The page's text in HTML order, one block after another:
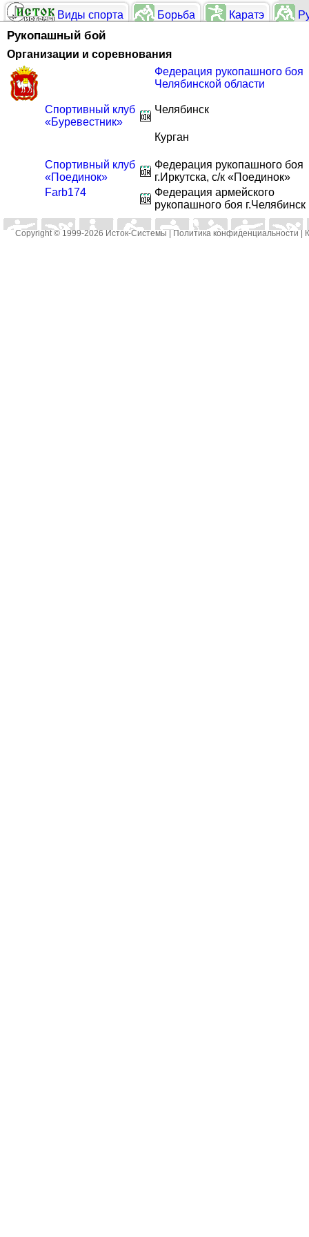
Виды спорта Борьба Каратэ
Рукопашный бой
Организации и соревнования
Федерация рукопашного боя
Челябинской области
Спортивный клуб
Буревестник
Челябинск
Курган
Спортивный клуб
Поединок
Федерация рукопашного боя
г.Иркутска, с/к
Поединок
Farb174
Федерация армейского
рукопашного боя г.Челябинск
Copyright © 1999-2026 Исток-Системы Политика конфиденциальности